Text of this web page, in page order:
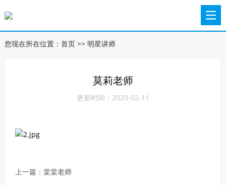
您现在所在位置： 首页>> 明星讲师
莫莉老师
更新时间：2020-02-11
上一篇： 棠棠老师